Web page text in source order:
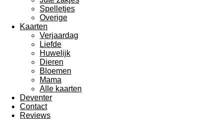
Spelletjes
Overige
Kaarten
Verjaardag
Liefde
Huwelijk
Dieren
Bloemen
Mama
Alle kaarten
Deventer
Contact
Reviews